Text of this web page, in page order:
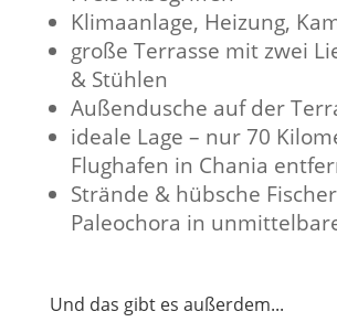
Klimaanlage, Heizung,
große Terrasse mit zwei
& Stühlen
Außendusche auf der
ideale Lage – nur 70
Flughafen in Chania
Strände & hübsche
Paleochora in
Und das gibt es außerdem...